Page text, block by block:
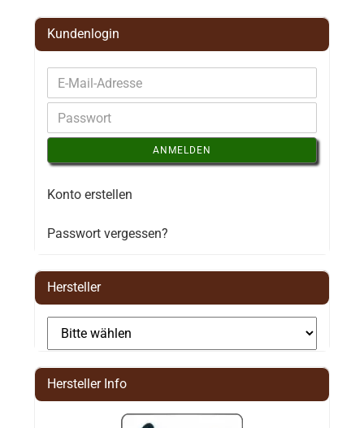
Kundenlogin
ANMELDEN
Konto erstellen
Passwort vergessen?
Hersteller
Hersteller Info